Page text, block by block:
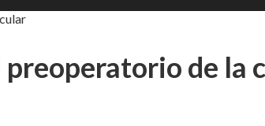
preoperatorio de la